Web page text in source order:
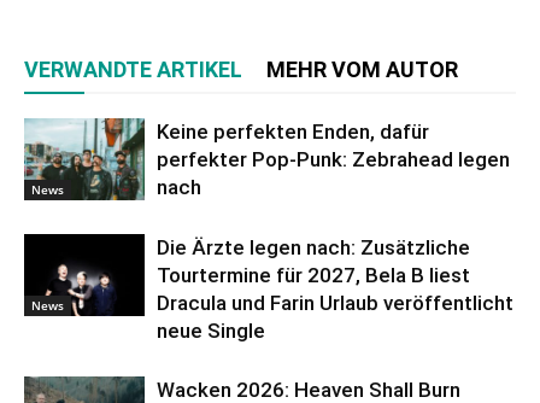
VERWANDTE ARTIKEL MEHR VOM AUTOR
News
Keine perfekten Enden, dafür
perfekter Pop-Punk: Zebrahead legen
nach
News
Die Ärzte legen nach: Zusätzliche
Tourtermine für 2027, Bela B liest
Dracula und Farin Urlaub veröffentlicht
neue Single
Wacken 2026: Heaven Shall Burn